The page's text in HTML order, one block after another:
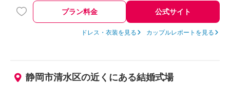
プラン料金 公式サイト
ドレス・衣装を見る カップルレポートを見る
静岡市清水区の近くにある結婚式場